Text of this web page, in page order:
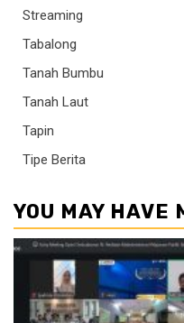
Streaming
Tabalong
Tanah Bumbu
Tanah Laut
Tapin
Tipe Berita
YOU MAY HAVE